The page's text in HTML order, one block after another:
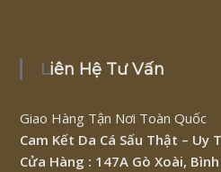
Liên Hệ Tư Vấn
Giao Hàng Tận Nơi Toàn Quốc
Cam Kết Da Cá Sấu Thật – Uy
Cửa Hàng : 147A Gò Xoài,